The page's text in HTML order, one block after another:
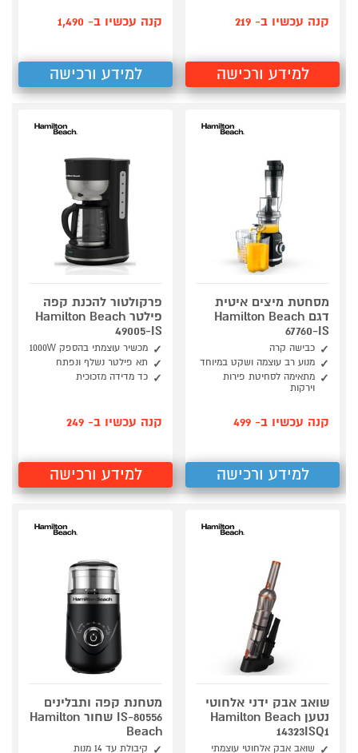
קנה עכשיו ב- 219
למידע ורכישה
קנה עכשיו ב- 1,490
למידע ורכישה
מסחטת מיצים איטית
דגם Hamilton Beach
67760-IS
כבישה קרה
מנוע רב עוצמה ושקט במיוחד
מתאימה לסחיטת פירות
וירקות
קנה עכשיו ב- 499
למידע ורכישה
פרקולטור להכנת קפה
פילטר Hamilton Beach
49005-IS
מכשיר עוצמתי בהספק 1000W
תא פילטר נשלף ונפתח
כד מדידה מזכוכית
קנה עכשיו ב- 249
למידע ורכישה
שואב אבק ידני אלחוטי
נטען Hamilton Beach
14323ISQ1
שואב אבק אלחוטי עוצמתי
מטחנת קפה ותבלינים
80556-IS שחור Hamilton
Beach
קיבולת עד 14 מנות